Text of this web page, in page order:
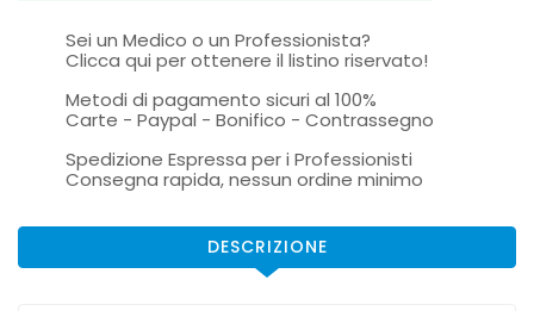
Sei un Medico o un Professionista?
Clicca qui per ottenere il listino riservato!
Metodi di pagamento sicuri al 100%
Carte - Paypal - Bonifico - Contrassegno
Spedizione Espressa per i Professionisti
Consegna rapida, nessun ordine minimo
DESCRIZIONE